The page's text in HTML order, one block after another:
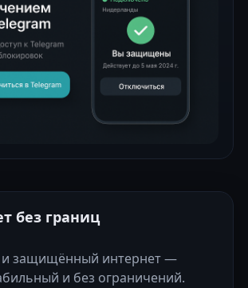
без границ
защищённый интернет —
и без ограничений.